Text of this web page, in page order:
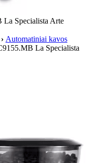
La Specialista Arte
› Automatiniai kavos
La Specialista